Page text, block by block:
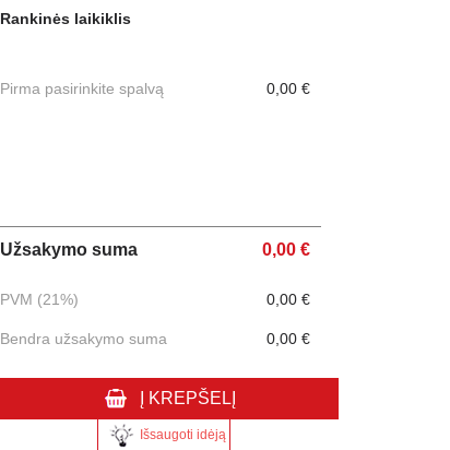
Rankinės laikiklis
Pirma pasirinkite spalvą 0,00 €
Užsakymo suma 0,00 €
PVM (21%) 0,00 €
Bendra užsakymo suma 0,00 €
Į KREPŠELĮ
Išsaugoti idėją